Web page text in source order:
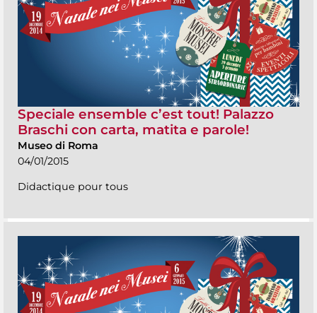
Speciale ensemble c’est tout! Palazzo
Braschi con carta, matita e parole!
Museo di Roma
04/01/2015
Didactique pour tous